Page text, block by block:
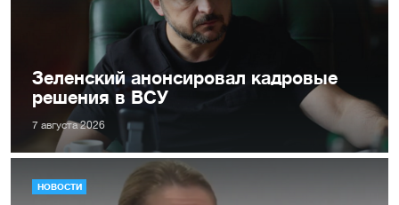
Зеленский анонсировал кадровые
решения в ВСУ
7 августа 2026
НОВОСТИ